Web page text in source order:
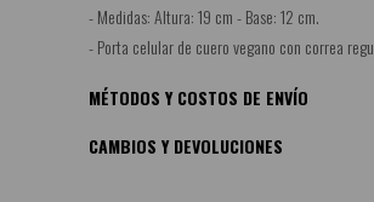
- Medidas: Altura: 19 cm - Base: 12 cm.
- Porta celular de cuero vegano con correa
MÉTODOS Y COSTOS DE ENVÍO
CAMBIOS Y DEVOLUCIONES